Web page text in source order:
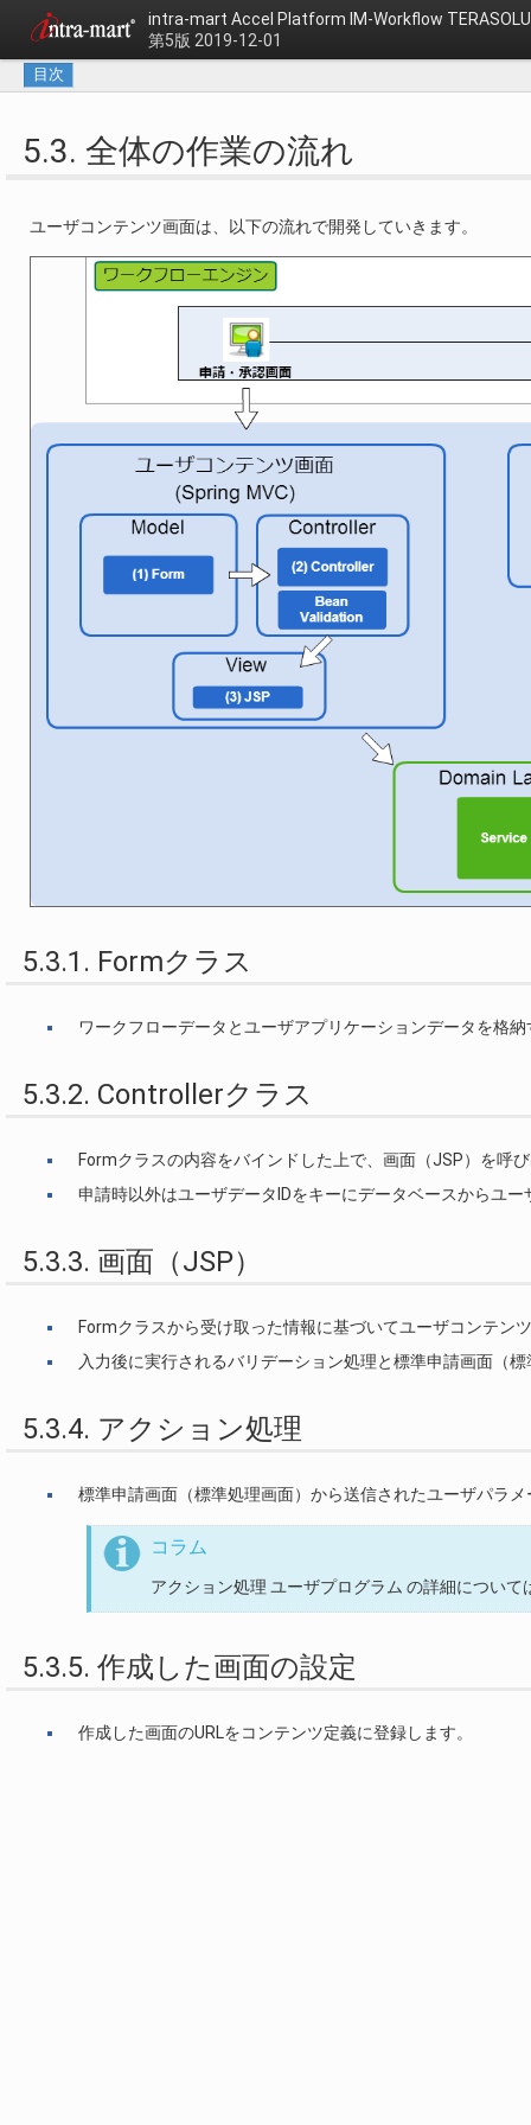
intra-mart Accel Platform IM-Workflow
第5版 2019-12-01
目次
5.3. 全体の作業の流れ
ユーザコンテンツ画面は、以下の流れで開発していきます。
5.3.1. Formクラス
ワークフローデータとユーザアプリケーションデータを格
5.3.2. Controllerクラス
Formクラスの内容をバインドした上で、画面（JSP）を呼
申請時以外はユーザデータIDをキーにデータベースからユ
5.3.3. 画面（JSP）
Formクラスから受け取った情報に基づいてユーザコンテン
入力後に実行されるバリデーション処理と標準申請画面（
5.3.4. アクション処理
標準申請画面（標準処理画面）から送信されたユーザパラ
コラム
アクション処理 ユーザプログラム の詳細について
5.3.5. 作成した画面の設定
作成した画面のURLをコンテンツ定義に登録します。